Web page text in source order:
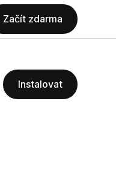
Začít zdarma
Instalovat